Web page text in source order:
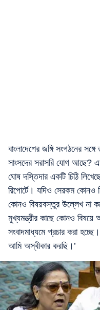
বাংলাদেশের জঙ্গি সংগঠনের
সাংসদের সরাসরি যোগ আছে?
ঘোষ দস্তিদার একটি চিঠি
রিপোর্টে। যদিও সেরকম কোনও
কোনও বিষয়বস্তুর উল্লেখ না
মুখ্যমন্ত্রীর কাছে কোনও বিষয়ে
সংবাদমাধ্যমে প্রচার করা
আমি অস্বীকার করছি।’